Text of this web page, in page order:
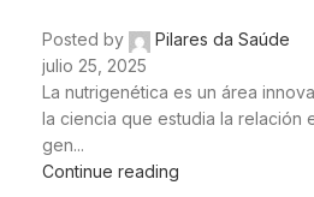
Posted by
Pilares da Saúde
julio 25, 2025
La nutrigenética es un área
la ciencia que estudia la relación
gen...
Continue reading